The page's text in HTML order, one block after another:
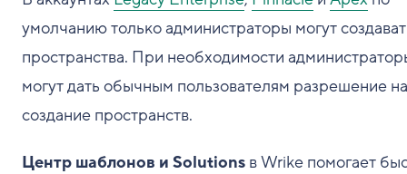
умолчанию только администраторы могут
пространства. При необходимости
могут дать обычным пользователям разрешение на
создание пространств.
Центр шаблонов и Solutions в Wrike помогает